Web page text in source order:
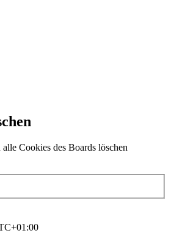
Cookies des Boards löschen